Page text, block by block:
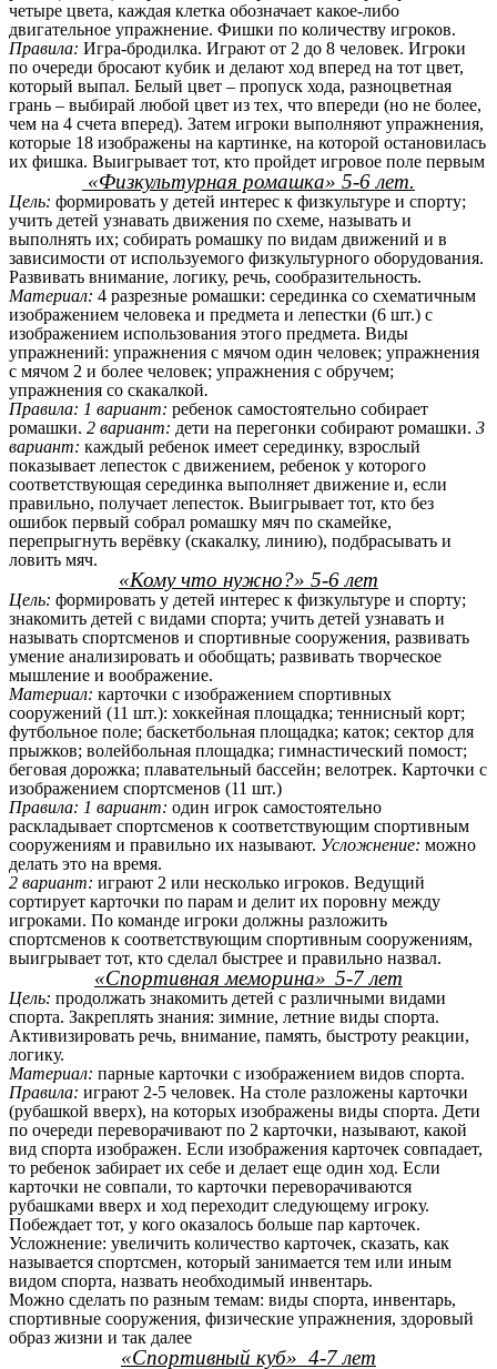
четыре цвета, каждая клетка обозначает какое-либо
двигательное упражнение. Фишки по количеству игроков.
Правила: Игра-бродилка. Играют от 2 до 8 человек. Игроки
по очереди бросают кубик и делают ход вперед на тот цвет,
который выпал. Белый цвет – пропуск хода, разноцветная
грань – выбирай любой цвет из тех, что впереди (но не более,
чем на 4 счета вперед). Затем игроки выполняют упражнения,
которые 18 изображены на картинке, на которой остановилась
их фишка. Выигрывает тот, кто пройдет игровое поле первым
«Физкультурная ромашка» 5-6 лет.
Цель: формировать у детей интерес к физкультуре и спорту;
учить детей узнавать движения по схеме, называть и
выполнять их; собирать ромашку по видам движений и в
зависимости от используемого физкультурного оборудования.
Развивать внимание, логику, речь, сообразительность.
Материал: 4 разрезные ромашки: серединка со схематичным
изображением человека и предмета и лепестки (6 шт.) с
изображением использования этого предмета. Виды
упражнений: упражнения с мячом один человек; упражнения
с мячом 2 и более человек; упражнения с обручем;
упражнения со скакалкой.
Правила: 1 вариант: ребенок самостоятельно собирает
ромашки. 2 вариант: дети на перегонки собирают ромашки. 3
вариант: каждый ребенок имеет серединку, взрослый
показывает лепесток с движением, ребенок у которого
соответствующая серединка выполняет движение и, если
правильно, получает лепесток. Выигрывает тот, кто без
ошибок первый собрал ромашку мяч по скамейке,
перепрыгнуть верёвку (скакалку, линию), подбрасывать и
ловить мяч.
«Кому что нужно?» 5-6 лет
Цель: формировать у детей интерес к физкультуре и спорту;
знакомить детей с видами спорта; учить детей узнавать и
называть спортсменов и спортивные сооружения, развивать
умение анализировать и обобщать; развивать творческое
мышление и воображение.
Материал: карточки с изображением спортивных
сооружений (11 шт.): хоккейная площадка; теннисный корт;
футбольное поле; баскетбольная площадка; каток; сектор для
прыжков; волейбольная площадка; гимнастический помост;
беговая дорожка; плавательный бассейн; велотрек. Карточки с
изображением спортсменов (11 шт.)
Правила: 1 вариант: один игрок самостоятельно
раскладывает спортсменов к соответствующим спортивным
сооружениям и правильно их называют. Усложнение: можно
делать это на время.
2 вариант: играют 2 или несколько игроков. Ведущий
сортирует карточки по парам и делит их поровну между
игроками. По команде игроки должны разложить
спортсменов к соответствующим спортивным сооружениям,
выигрывает тот, кто сделал быстрее и правильно назвал.
«Спортивная меморина» 5-7 лет
Цель: продолжать знакомить детей с различными видами
спорта. Закреплять знания: зимние, летние виды спорта.
Активизировать речь, внимание, память, быстроту реакции,
логику.
Материал: парные карточки с изображением видов спорта.
Правила: играют 2-5 человек. На столе разложены карточки
(рубашкой вверх), на которых изображены виды спорта. Дети
по очереди переворачивают по 2 карточки, называют, какой
вид спорта изображен. Если изображения карточек совпадает,
то ребенок забирает их себе и делает еще один ход. Если
карточки не совпали, то карточки переворачиваются
рубашками вверх и ход переходит следующему игроку.
Побеждает тот, у кого оказалось больше пар карточек.
Усложнение: увеличить количество карточек, сказать, как
называется спортсмен, который занимается тем или иным
видом спорта, назвать необходимый инвентарь.
Можно сделать по разным темам: виды спорта, инвентарь,
спортивные сооружения, физические упражнения, здоровый
образ жизни и так далее
«Спортивный куб» 4-7 лет